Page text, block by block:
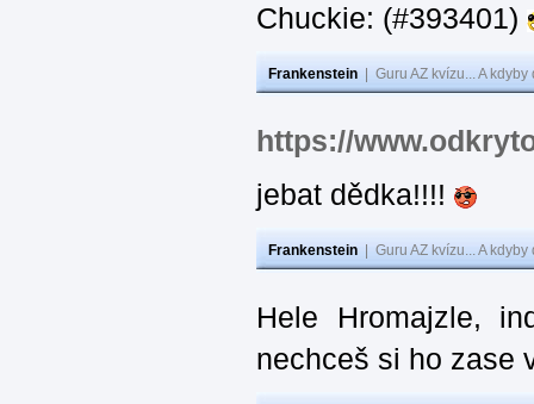
Chuckie: (#393401)
Frankenstein Guru AZ kvízu... A
https://
jebat dědka!!!!
Frankenstein Guru AZ kvízu... A
Hele Hromajzle,
nechceš si ho zase